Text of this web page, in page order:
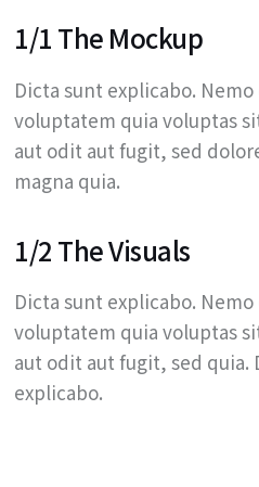
1/1 The Mockup
Dicta sunt explicabo.
voluptatem quia voluptas
aut odit aut fugit, sed
magna quia.
1/2 The Visuals
Dicta sunt explicabo.
voluptatem quia voluptas
aut odit aut fugit, sed quia.
explicabo.